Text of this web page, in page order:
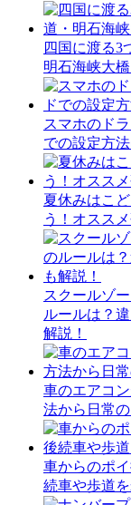
四国に渡る3
明石海峡大
スマホのド
での設定方
夏休みはこ
う！オスス
スクールゾ
ルールは？
解説！
車のエアコ
法から日常
車からのポ
続車や歩道